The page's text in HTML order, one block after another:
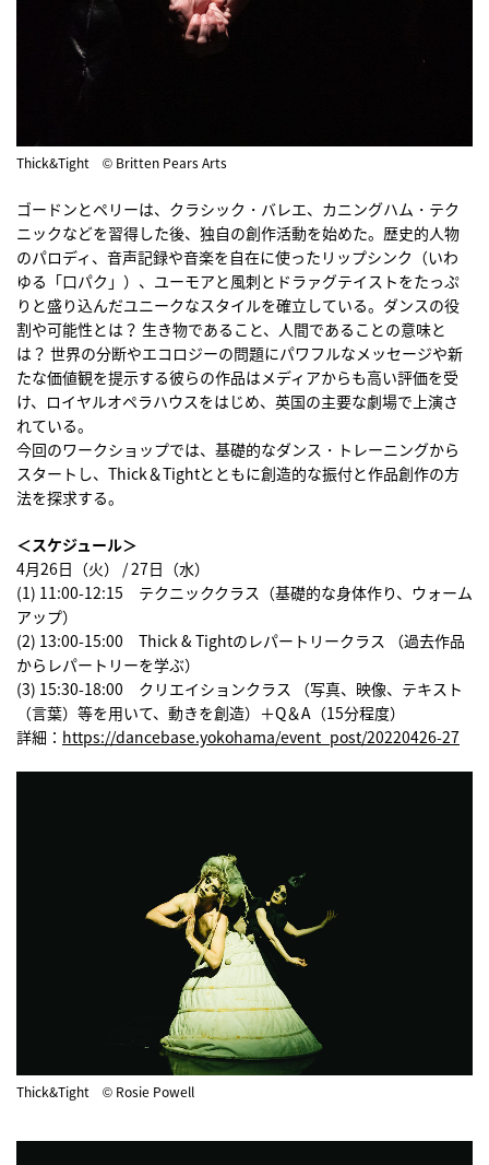
Thick&Tight © Britten Pears Arts
ゴードンとペリーは、クラシック・バレエ、カニングハム・テク
ニックなどを習得した後、独自の創作活動を始めた。歴史的人物
のパロディ、音声記録や音楽を自在に使ったリップシンク（いわ
ゆる「口パク」）、ユーモアと風刺とドラァグテイストをたっぷ
りと盛り込んだユニークなスタイルを確立している。ダンスの役
割や可能性とは？ 生き物であること、人間であることの意味と
は？ 世界の分断やエコロジーの問題にパワフルなメッセージや新
たな価値観を提示する彼らの作品はメディアからも高い評価を受
け、ロイヤルオペラハウスをはじめ、英国の主要な劇場で上演さ
れている。
今回のワークショップでは、基礎的なダンス・トレーニングから
スタートし、Thick＆Tightとともに創造的な振付と作品創作の方
法を探求する。
＜スケジュール＞
4月26日（火） / 27日（水）
(1) 11:00-12:15 テクニッククラス（基礎的な身体作り、ウォーム
アップ）
(2) 13:00-15:00 Thick & Tightのレパートリークラス （過去作品
からレパートリーを学ぶ）
(3) 15:30-18:00 クリエイションクラス （写真、映像、テキスト
（言葉）等を用いて、動きを創造）＋Q＆A（15分程度）
詳細： https://dancebase.yokohama/event_post/20220426-27
Thick&Tight © Rosie Powell